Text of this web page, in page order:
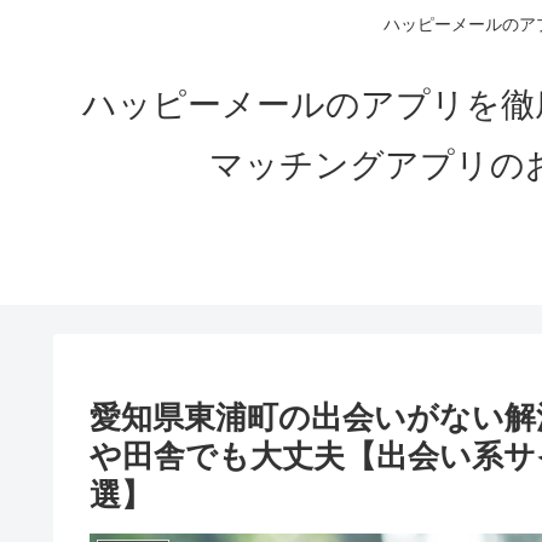
ハッピーメールの
ハッピーメールのアプリを
マッチングアプリ
愛知県東浦町の出会いがない
や田舎でも大丈夫【出会い系
選】